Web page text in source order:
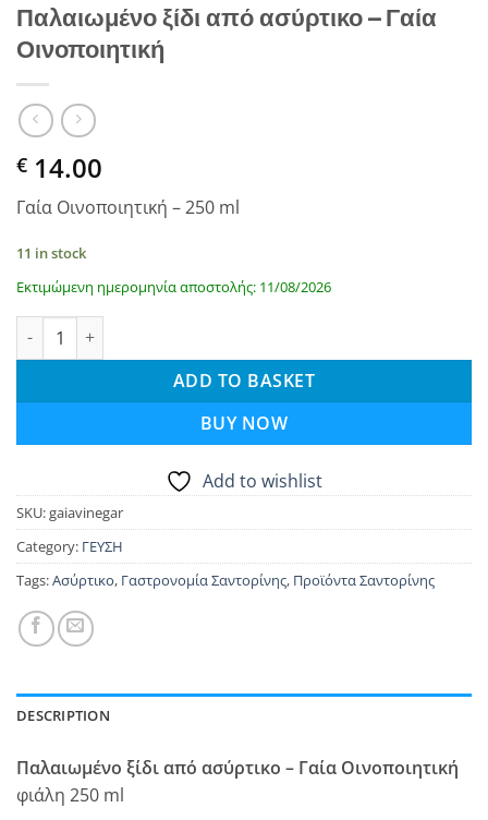
Παλαιωμένο ξίδι από ασύρτικο – Γαία
Οινοποιητική
€ 14.00
Γαία Οινοποιητική – 250 ml
11 in stock
Εκτιμώμενη ημερομηνία αποστολής: 11/08/2026
Παλαιωμένο ξίδι από ασύρτικο - Γαία Οινοποιητική quantity
ADD TO BASKET
BUY NOW
Add to wishlist
SKU:gaiavinegar
Category: ΓΕΥΣΗ
Tags:Ασύρτικο, Γαστρονομία Σαντορίνης, Προϊόντα Σαντορίνης
DESCRIPTION
Παλαιωμένο ξίδι από ασύρτικο – Γαία Οινοποιητική
φιάλη 250 ml